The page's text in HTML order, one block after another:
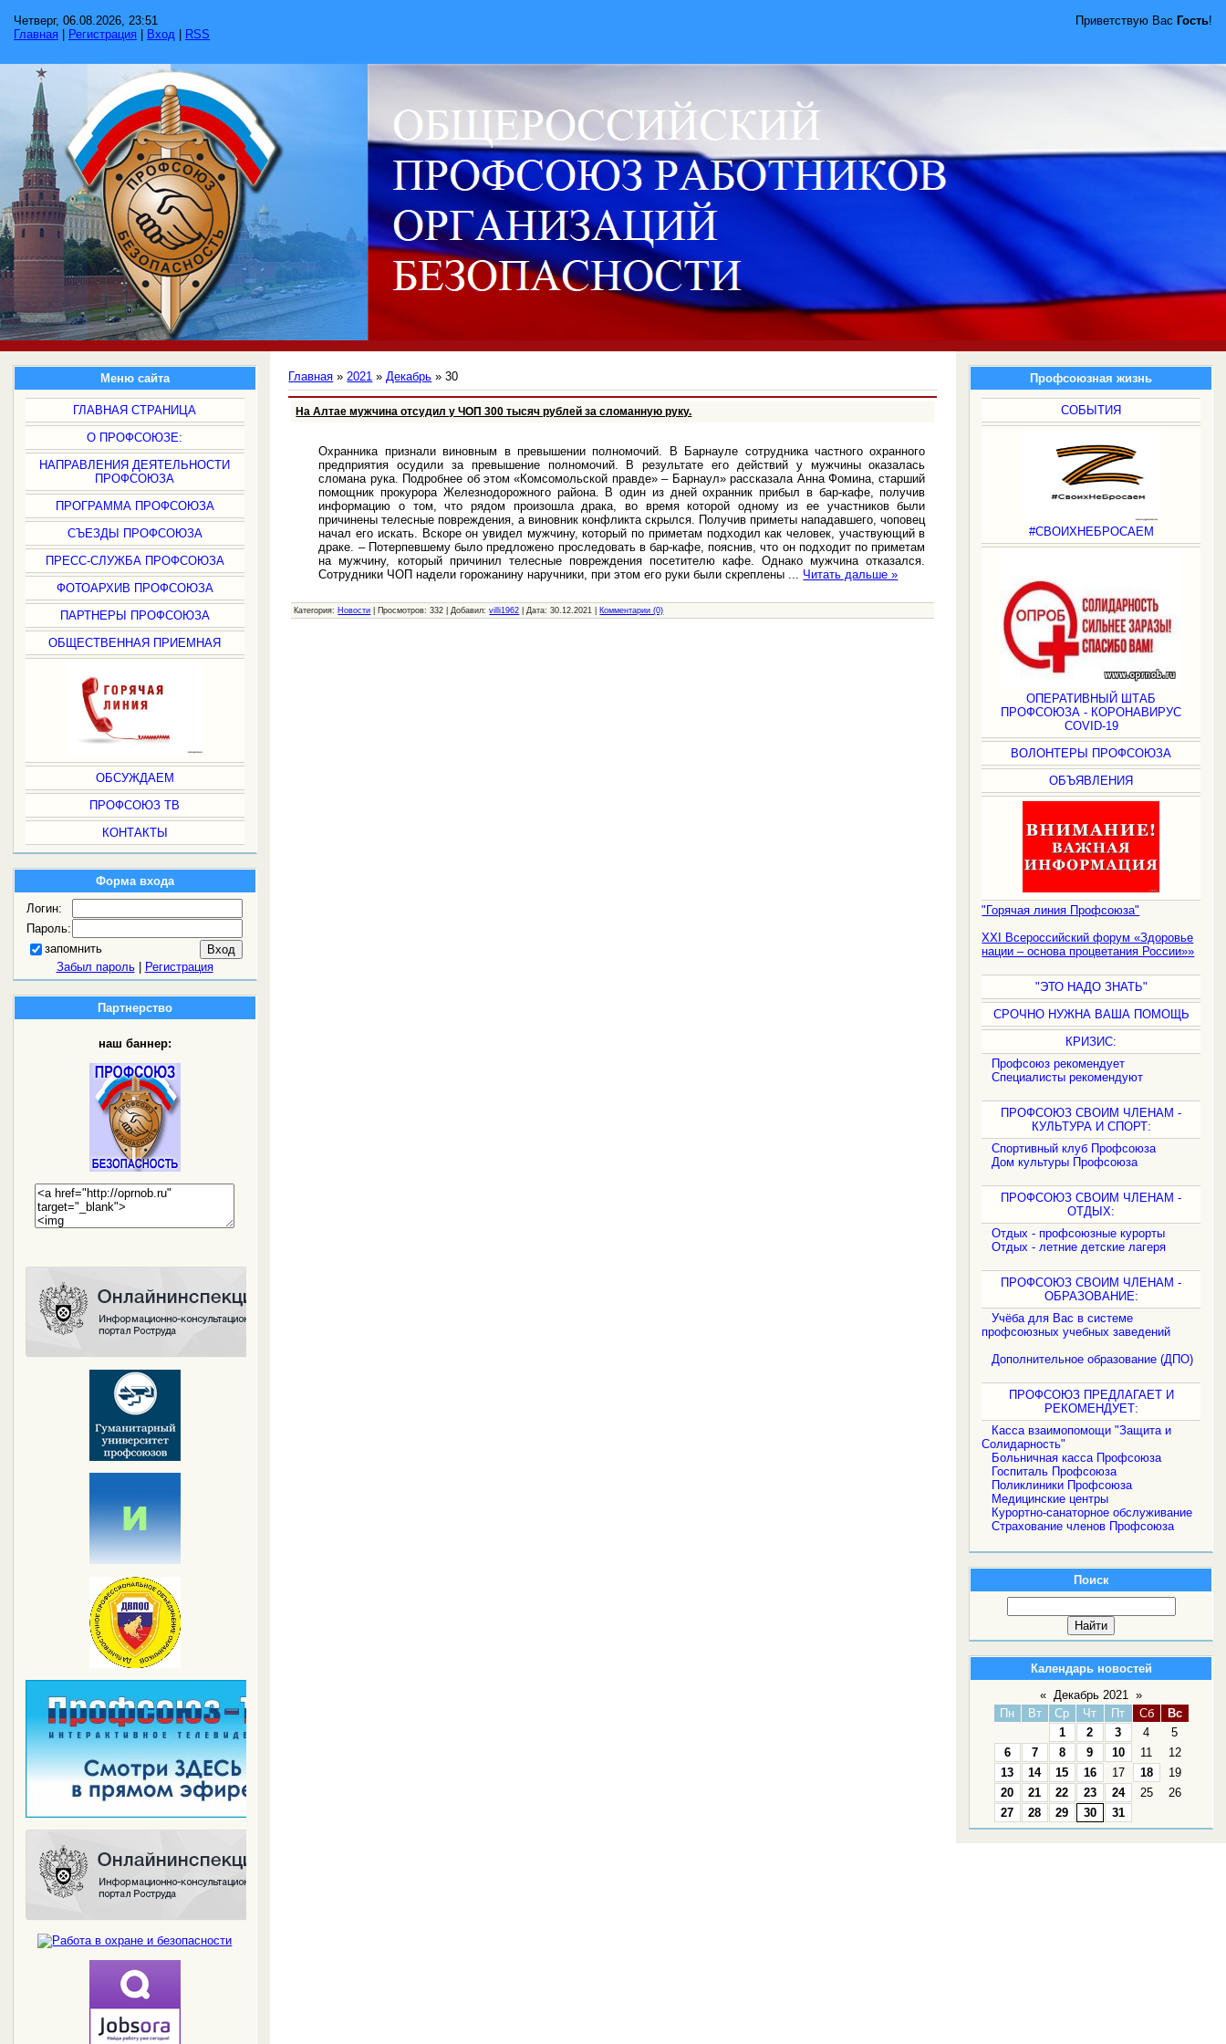
Приветствую Вас Гость!
Четверг, 06.08.2026, 23:51
Главная
Регистрация Вход RSS
Меню сайта
ГЛАВНАЯ СТРАНИЦА
О ПРОФСОЮЗЕ:
НАПРАВЛЕНИЯ ДЕЯТЕЛЬНОСТИ
ПРОФСОЮЗА
ПРОГРАММА ПРОФСОЮЗА
СЪЕЗДЫ ПРОФСОЮЗА
ПРЕСС-СЛУЖБА ПРОФСОЮЗА
ФОТОАРХИВ ПРОФСОЮЗА
ПАРТНЕРЫ ПРОФСОЮЗА
ОБЩЕСТВЕННАЯ ПРИЕМНАЯ
ОБСУЖДАЕМ
ПРОФСОЮЗ ТВ
КОНТАКТЫ
Форма входа
Логин:
Пароль:
запомнить
Забыл пароль| Регистрация
Партнерство
наш баннер:
Профсоюзная жизнь
СОБЫТИЯ
#СВОИХНЕБРОСАЕМ
ОПЕРАТИВНЫЙ ШТАБ
ПРОФСОЮЗА - КОРОНАВИРУС
COVID-19
ВОЛОНТЕРЫ ПРОФСОЮЗА
ОБЪЯВЛЕНИЯ
"Горячая линия Профсоюза"
XXI Всероссийский форум «Здоровье
нации – основа процветания России»»
"ЭТО НАДО ЗНАТЬ"
СРОЧНО НУЖНА ВАША ПОМОЩЬ
КРИЗИС:
Профсоюз рекомендует
Специалисты рекомендуют
ПРОФСОЮЗ СВОИМ ЧЛЕНАМ -
КУЛЬТУРА И СПОРТ:
Спортивный клуб Профсоюза
Дом культуры Профсоюза
ПРОФСОЮЗ СВОИМ ЧЛЕНАМ -
ОТДЫХ:
Отдых - профсоюзные курорты
Отдых - летние детские лагеря
ПРОФСОЮЗ СВОИМ ЧЛЕНАМ -
ОБРАЗОВАНИЕ:
Учёба для Вас в системе
профсоюзных учебных заведений
Дополнительное образование (ДПО)
ПРОФСОЮЗ ПРЕДЛАГАЕТ И
РЕКОМЕНДУЕТ:
Касса взаимопомощи "Защита и
Солидарность"
Больничная касса Профсоюза
Госпиталь Профсоюза
Поликлиники Профсоюза
Медицинские центры
Курортно-санаторное обслуживание
Страхование членов Профсоюза
Поиск
Календарь новостей
« Декабрь 2021 »
Пн
Вт Ср Чт Пт Сб
Вс
1
2 3 4
5
6
7 8 9 10 11
12
13
14 15 16 17 18
19
20
21 22 23 24 25
26
27
28 29 30 31
Главная »2021 » Декабрь » 30
На Алтае мужчина отсудил у ЧОП 300 тысяч рублей за сломанную руку.
Охранника признали виновным в превышении полномочий. В Барнауле сотрудника частного охранного
предприятия осудили за превышение полномочий. В результате его действий у мужчины оказалась
сломана рука. Подробнее об этом «Комсомольской правде» – Барнаул» рассказала Анна Фомина, старший
помощник прокурора Железнодорожного района. В один из дней охранник прибыл в бар-кафе, получив
информацию о том, что рядом произошла драка, во время которой одному из ее участников были
причинены телесные повреждения, а виновник конфликта скрылся. Получив приметы нападавшего, чоповец
начал его искать. Вскоре он увидел мужчину, который по приметам подходил как человек, участвующий в
драке. – Потерпевшему было предложено проследовать в бар-кафе, пояснив, что он подходит по приметам
на мужчину, который причинил телесные повреждения посетителю кафе. Однако мужчина отказался.
Сотрудники ЧОП надели горожанину наручники, при этом его руки были скреплены
Читать дальше »
Категория: Новости Просмотров: 332 Добавил: villi1962 Дата: 30.12.2021 Комментарии (0)